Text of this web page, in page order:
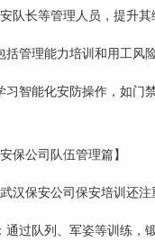
队长等管理人员，提升其
括管理能力培训和用工风
习智能化安防操作，如门
保公司队伍管理篇】
汉保安公司保安培训还注
通过队列、军姿等训练，